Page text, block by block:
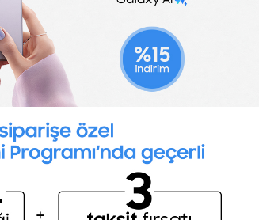
İlanları
İstanbul Anadolu Yakası İş
İlanları
Ankara İş İlanları
İzmir İş İlanları
Bursa İş İlanları
Kocaeli İş İlanları
Yetenek Programları
Eğitimleri
Girişimcilik ve E-ticaret
Eğitimleri
İngilizce Eğitimleri
İnsan Kaynakları
MS Office Excel Eğitimleri
Mühendislik Eğitimleri
Online Staj Programları
Satış ve Pazarlama
Eğitimleri